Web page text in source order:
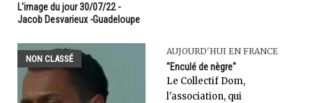
L'image du jour 30/07/22 -
Jacob Desvarieux -Guadeloupe
NON CLASSÉ
AUJOURD'HUI EN FRANCE
"Enculé de nègre"
Le Collectif Dom,
l'association, qui